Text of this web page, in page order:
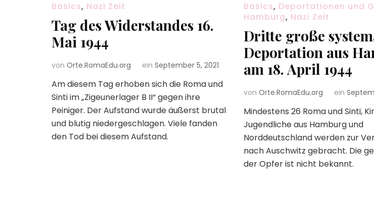
Basics, Nazi Zeit
Tag des Widerstandes 16.
Mai 1944
von Orte.RomaEdu.org ein September 5, 2021
Am diesem Tag erhoben sich die Roma und
Sinti im „Zigeunerlager B II“ gegen ihre
Peiniger. Der Aufstand wurde äußerst brutal
und blutig niedergeschlagen. Viele fanden
den Tod bei diesem Aufstand.
Basics, Deportationen und
Hamburg, Nazi Zeit
Dritte große
Deportation aus
am 18. April 1944
von Orte.RomaEdu.org ein
Mindestens 26 Roma und Sinti,
Jugendliche aus Hamburg und
Norddeutschland werden zur
nach Auschwitz gebracht. Die
der Opfer ist nicht bekannt.